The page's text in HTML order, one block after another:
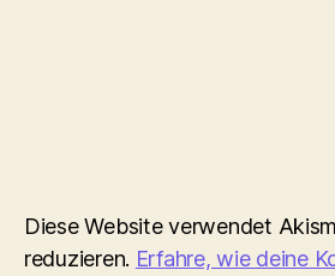
Diese Website verwendet
reduzieren. Erfahre, wie deine